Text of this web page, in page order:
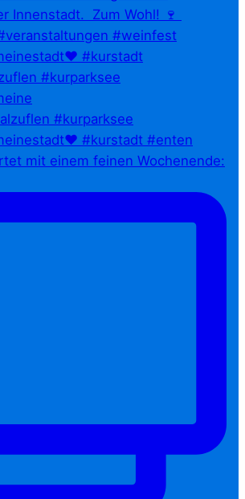
#kurparksee
mit einem feinen Wochenende: